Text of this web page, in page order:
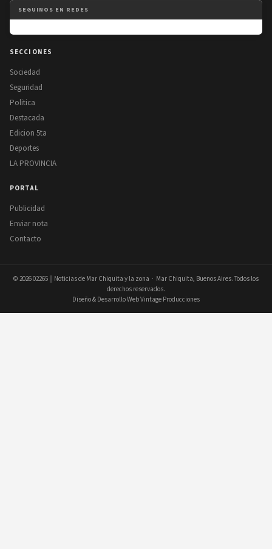
SEGUINOS EN REDES
SECCIONES
Sociedad
Seguridad
Politica
Destacada
Edicion 5ta
Deportes
LA PROVINCIA
PORTAL
Publicidad
Enviar nota
Contacto
© 202602265 || Noticias de Mar Chiquita y la zona · Mar Chiquita, Buenos Aires. Todos los
derechos reservados.
Diseño & Desarrollo Web Vintage Producciones